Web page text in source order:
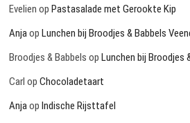
Evelien op Pastasalade met Gerookte Kip
Anjaop Lunchen bij Broodjes & Babbels
Broodjes & Babbels op Lunchen bij Broodjes
Carl opChocoladetaart
Anjaop Indische Rijsttafel